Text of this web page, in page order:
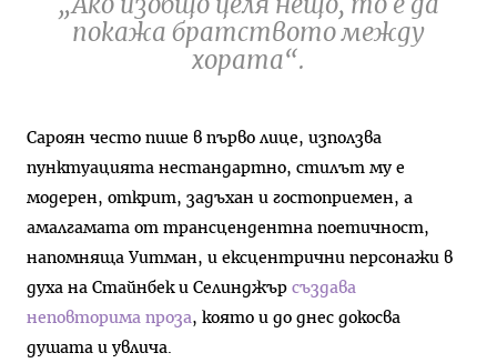
„Ако изобщо целя нещо, то е да
покажа братството между
хората“.
Сароян често пише в първо лице, използва
пунктуацията нестандартно, стилът му е
модерен, открит, задъхан и гостоприемен, а
амалгамата от трансцендентна поетичност,
напомняща Уитман, и ексцентрични персонажи в
духа на Стайнбек и Селинджър създава
неповторима проза, която и до днес докосва
душата и увлича.